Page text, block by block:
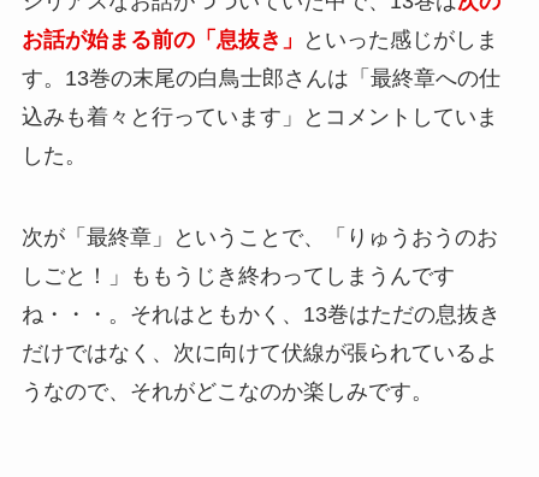
お話が始まる前の「息抜き」
といった感じがしま
す。13巻の末尾の白鳥士郎さんは「最終章への仕
込みも着々と行っています」とコメントしていま
した。
次が「最終章」ということで、「りゅうおうのお
しごと！」ももうじき終わってしまうんです
ね・・・。それはともかく、13巻はただの息抜き
だけではなく、次に向けて伏線が張られているよ
うなので、それがどこなのか楽しみです。